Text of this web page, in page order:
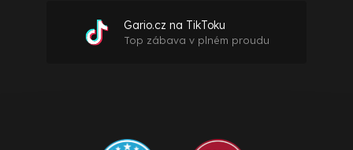
Gario.cz na TikToku
Top zábava v plném proudu